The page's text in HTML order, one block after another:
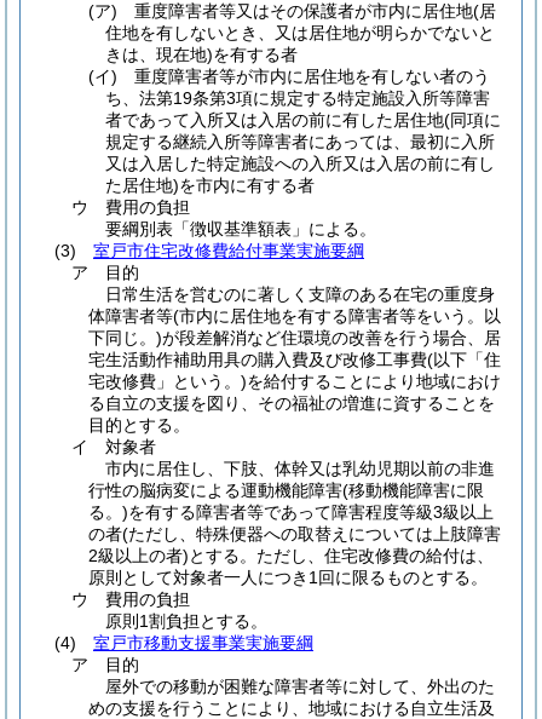
(ア)
重度障害者等又はその保護者が市内に居住地(居
住地を有しないとき、又は居住地が明らかでないと
きは、現在地)を有する者
(イ)
重度障害者等が市内に居住地を有しない者のう
ち、法第19条第3項に規定する特定施設入所等障害
者であって入所又は入居の前に有した居住地(同項に
規定する継続入所等障害者にあっては、最初に入所
又は入居した特定施設への入所又は入居の前に有し
た居住地)を市内に有する者
ウ
費用の負担
要綱別表「徴収基準額表」による。
(3)
室戸市住宅改修費給付事業実施要綱
ア
目的
日常生活を営むのに著しく支障のある在宅の重度身
体障害者等(市内に居住地を有する障害者等をいう。以
下同じ。)が段差解消など住環境の改善を行う場合、居
宅生活動作補助用具の購入費及び改修工事費(以下「住
宅改修費」という。)を給付することにより地域におけ
る自立の支援を図り、その福祉の増進に資することを
目的とする。
イ
対象者
市内に居住し、下肢、体幹又は乳幼児期以前の非進
行性の脳病変による運動機能障害(移動機能障害に限
る。)を有する障害者等であって障害程度等級3級以上
の者(ただし、特殊便器への取替えについては上肢障害
2級以上の者)とする。ただし、住宅改修費の給付は、
原則として対象者一人につき1回に限るものとする。
ウ
費用の負担
原則1割負担とする。
(4)
室戸市移動支援事業実施要綱
ア
目的
屋外での移動が困難な障害者等に対して、外出のた
めの支援を行うことにより、地域における自立生活及